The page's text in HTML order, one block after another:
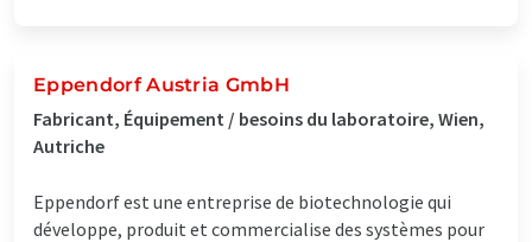
Eppendorf Austria GmbH
Fabricant, Équipement / besoins du laboratoire, Wien,
Autriche
Eppendorf est une entreprise de biotechnologie qui
développe, produit et commercialise des systèmes pour